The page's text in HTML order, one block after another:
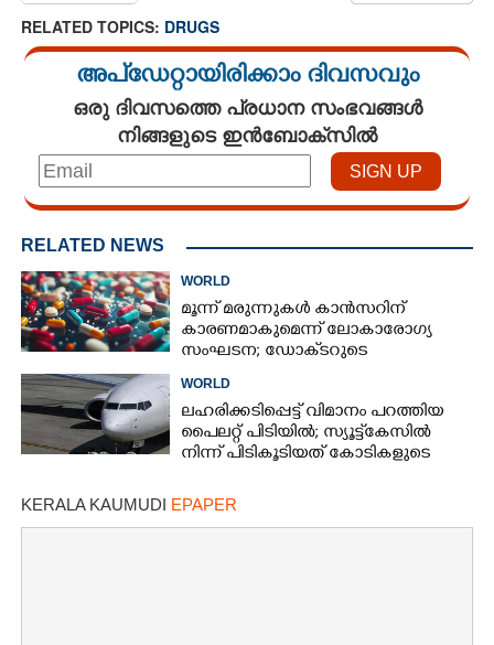
RELATED TOPICS: DRUGS
അപ്ഡേറ്റായിരിക്കാം ദിവസവും
ഒരു ദിവസത്തെ പ്രധാന സംഭവങ്ങൾ
നിങ്ങളുടെ ഇൻബോക്സിൽ
RELATED NEWS
WORLD
മൂന്ന് മരുന്നുകൾ കാൻസറിന്
കാരണമാകുമെന്ന് ലോകാരോഗ്യ
സംഘടന; ഡോക്‌ടറുടെ
നിർദേശമില്ലാതെ നിർത്തരുതെന്ന്
മുന്നറിയിപ്പ്
WORLD
ലഹരിക്കടിപ്പെട്ട് വിമാനം പറത്തിയ
പൈലറ്റ് പിടിയിൽ; സ്യൂട്ട്‌കേസിൽ
നിന്ന് പിടികൂടിയത് കോടികളുടെ
KERALA KAUMUDI EPAPER